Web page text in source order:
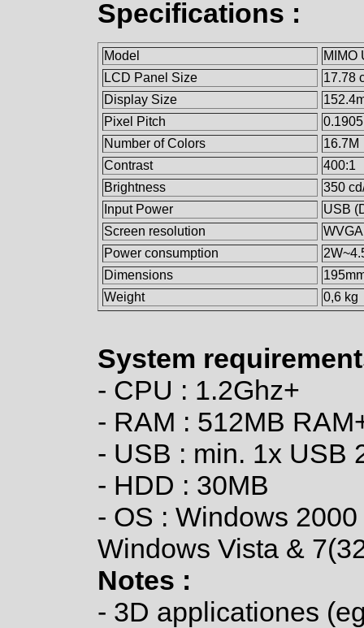
Specifications :
Model
MIMO
LCD Panel Size
17.78
Display Size
Pixel Pitch
Number of Colors
16.7M
Contrast
400:1
Brightness
350
Input Power
USB
Screen resolution
Power consumption
Dimensions
Weight
0,6 kg
System
- CPU : 1.2Ghz+
- RAM : 512MB
- USB : min. 1x USB
- HDD : 30MB
- OS : Windows
Windows Vista &
Notes :
- 3D applicationes